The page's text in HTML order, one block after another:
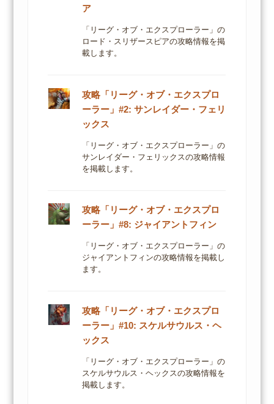
ア
「リーグ・オブ・エクスプローラー」の
ロード・スリザースピアの攻略情報を掲
載します。
攻略「リーグ・オブ・エクスプロ
ーラー」#2: サンレイダー・フェリ
ックス
「リーグ・オブ・エクスプローラー」の
サンレイダー・フェリックスの攻略情報
を掲載します。
攻略「リーグ・オブ・エクスプロ
ーラー」#8: ジャイアントフィン
「リーグ・オブ・エクスプローラー」の
ジャイアントフィンの攻略情報を掲載し
ます。
攻略「リーグ・オブ・エクスプロ
ーラー」#10: スケルサウルス・ヘ
ックス
「リーグ・オブ・エクスプローラー」の
スケルサウルス・ヘックスの攻略情報を
掲載します。